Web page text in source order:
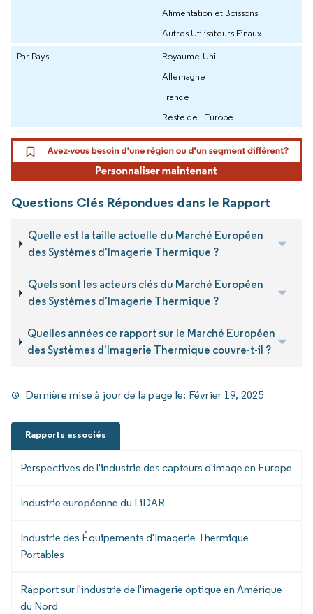
Alimentation et Boissons
Autres Utilisateurs Finaux
Par Pays
Royaume-Uni
Allemagne
France
Reste de l'Europe
Questions Clés Répondues dans le Rapport
Quelle est la taille actuelle du Marché Européen
des Systèmes d'Imagerie Thermique ?
Quels sont les acteurs clés du Marché Européen
des Systèmes d'Imagerie Thermique ?
Quelles années ce rapport sur le Marché Européen
des Systèmes d'Imagerie Thermique couvre-t-il ?
Dernière mise à jour de la page le: Février 19, 2025
Rapports associés
Perspectives de l'industrie des capteurs d'image en Europe
Industrie européenne du LiDAR
Industrie des Équipements d'Imagerie Thermique
Portables
Rapport sur l'industrie de l'imagerie optique en Amérique
du Nord